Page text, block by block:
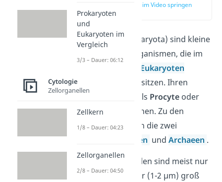
zur Stelle im Video springen
(00:10)
Prokaryoten (Prokaryota) sind kleine
einzellige Mikroorganismen, die im
Eukaryoten
keinen
besitzen. Ihren
Zelltyp kannst du als Procyte oder
Protocyte
bezeichnen. Zu den
Prokaryoten zählen die zwei
Bakterien undArchaeen .
Prokaryotische Zellen sind meist nur
wenige Mikrometer (1-2 µm) groß
Prokaryoten
und
Eukaryoten im
Vergleich
3/3 – Dauer: 06:12
Cytologie
Zellorganellen
Zellkern
1/8 – Dauer: 04:23
Zellorganellen
2/8 – Dauer: 04:50